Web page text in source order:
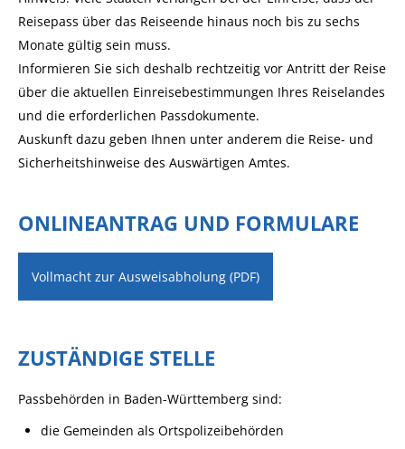
Reisepass über das Reiseende hinaus noch bis zu sechs
Monate gültig sein muss.
Informieren Sie sich deshalb rechtzeitig vor Antritt der Reise
über die aktuellen Einreisebestimmungen Ihres Reiselandes
und die erforderlichen Passdokumente.
Auskunft dazu geben Ihnen unter anderem die Reise- und
Sicherheitshinweise des Auswärtigen Amtes.
ONLINEANTRAG UND FORMULARE
Vollmacht zur Ausweisabholung (PDF)
ZUSTÄNDIGE STELLE
Passbehörden in Baden-Württemberg sind:
die Gemeinden als Ortspolizeibehörden